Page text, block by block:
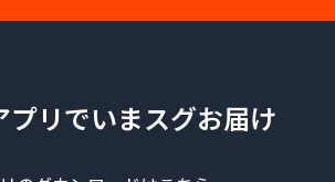
プリでいまスグお届け